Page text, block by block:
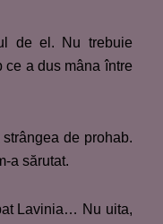
de el. Nu trebuie
a dus mâna între
de prohab.
a sărutat.
Lavinia… Nu uita,